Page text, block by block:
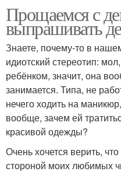
Прощаемся с
выпрашивать
Знаете, почему-то в
идиотский стереотип:
ребёнком, значит, она
занимается. Типа, не
нечего ходить на
вообще, зачем ей
красивой одежды?
Очень хочется верить,
стороной моих любимых